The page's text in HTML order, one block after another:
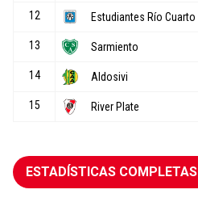
ESTADÍSTICAS COMPLETAS